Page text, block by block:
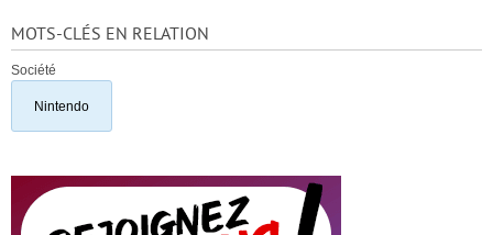
MOTS-CLÉS EN RELATION
Société
Nintendo